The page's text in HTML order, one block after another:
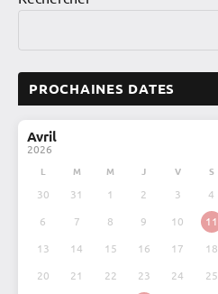
PROCHAINES DATES
Avril
2026
L M M J V S
30 31 1 2 3 4
6
7 8 9 10 11
13
14 15 16 17 18
20
21 22 23 24 25